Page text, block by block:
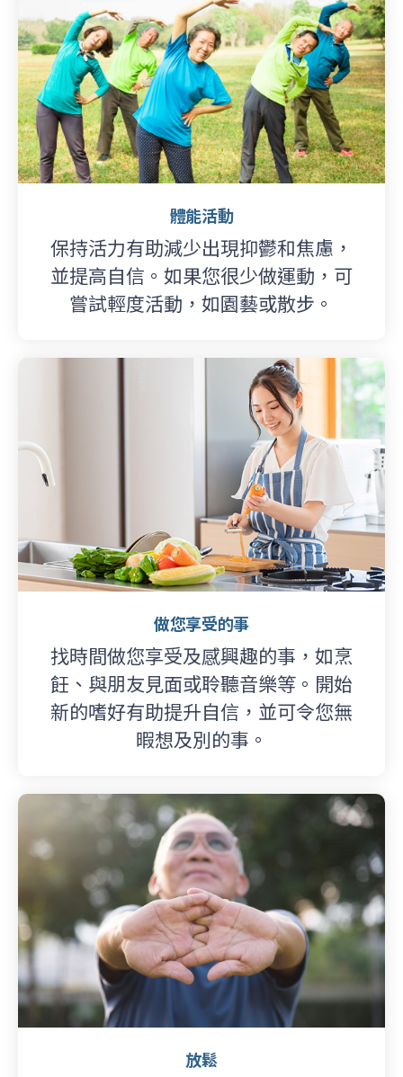
體能活動
保持活力有助減少出現抑鬱和焦慮，
並提高自信。如果您很少做運動，可
嘗試輕度活動，如園藝或散步。
做您享受的事
找時間做您享受及感興趣的事，如烹
飪、與朋友見面或聆聽音樂等。開始
新的嗜好有助提升自信，並可令您無
暇想及別的事。
放鬆